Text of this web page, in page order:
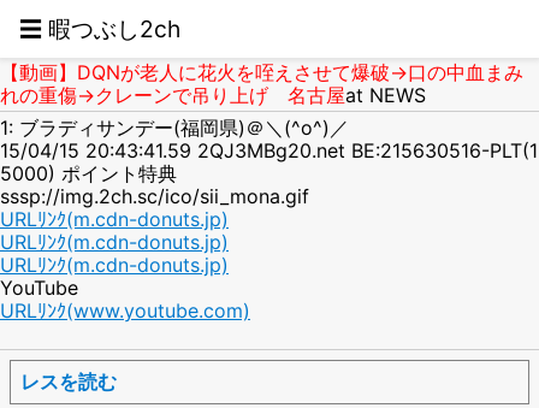
☰ 暇つぶし2ch
【動画】DQNが老人に花火を咥えさせて爆破→口の中血まみ
れの重傷→クレーンで吊り上げ 名古屋at NEWS
1: ブラディサンデー(福岡県)＠＼(^o^)／
15/04/15 20:43:41.59 2QJ3MBg20.net BE:215630516-PLT(1
5000) ポイント特典
sssp://img.2ch.sc/ico/sii_mona.gif
URLﾘﾝｸ(m.cdn-donuts.jp)
URLﾘﾝｸ(m.cdn-donuts.jp)
URLﾘﾝｸ(m.cdn-donuts.jp)
YouTube
URLﾘﾝｸ(www.youtube.com)
レスを読む